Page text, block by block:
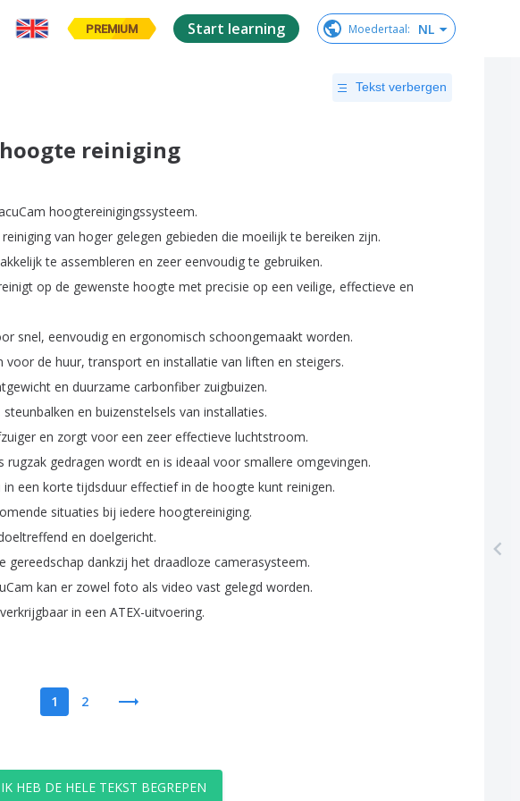
PREMIUM Start learning Moedertaal: NL
Tekst verbergen
hoogte reiniging
hoogtereinigingssysteem.
reiniging van hoger gelegen gebieden die moeilijk te bereiken zijn.
te assembleren en zeer eenvoudig te gebruiken.
op de gewenste hoogte met precisie op een veilige, effectieve en
snel, eenvoudig en ergonomisch schoongemaakt worden.
voor de huur,transport en installatie van liften en steigers.
en duurzame carbonfiber zuigbuizen.
steunbalken en buizenstelsels van installaties.
en zorgt voor een zeer effectieve luchtstroom.
rugzak gedragen wordt en is ideaal voor smallere omgevingen.
in een korte tijdsduur effectief in de hoogte kunt reinigen.
situaties bij iedere hoogtereiniging.
en doelgericht.
gereedschap dankzij het draadloze camerasysteem.
kan er zowel foto als video vast gelegd worden.
verkrijgbaar in een ATEX-uitvoering.
1 2
IK HEB DE HELE TEKST BEGREPEN